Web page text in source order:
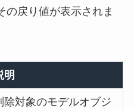
の戻り値が表示されま
明
除対象のモデルオブジ